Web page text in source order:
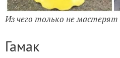
Из чего только не мастерят
Гамак